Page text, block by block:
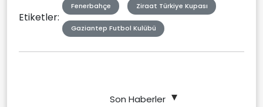
Etiketler:
Fenerbahçe Ziraat Türkiye Kupası
Gaziantep Futbol Kulübü
Son Haberler